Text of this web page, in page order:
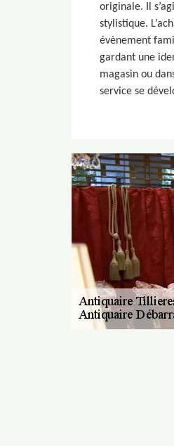
originale. Il
stylistique.
évènement
gardant une
magasin ou
service se